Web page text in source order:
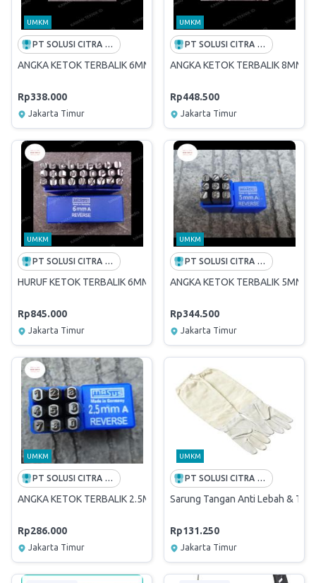
UMKM
PT SOLUSI CITRA OPPORTUNITY -FREE ONGKIR INDONESIA
ANGKA KETOK TERBALIK 6MM (0-9) REVERSE STAMP PUNCH
Rp338.000
Jakarta Timur
UMKM
PT SOLUSI CITRA OPPORTUNITY -FREE ONGKIR INDONESIA
ANGKA KETOK TERBALIK 8MM
Rp448.500
Jakarta Timur
UMKM
PT SOLUSI CITRA OPPORTUNITY -FREE ONGKIR INDONESIA
HURUF KETOK TERBALIK 6MM (A-Z) REVERSE LETTER STAMP
Rp845.000
Jakarta Timur
UMKM
PT SOLUSI CITRA OPPORTUNITY -FREE ONGKIR INDONESIA
ANGKA KETOK TERBALIK 5MM
Rp344.500
Jakarta Timur
UMKM
PT SOLUSI CITRA OPPORTUNITY -FREE ONGKIR INDONESIA
ANGKA KETOK TERBALIK 2.5MM (0-9) REVERSE STAMP PUNCH 2,5
Rp286.000
Jakarta Timur
UMKM
PT SOLUSI CITRA OPPORTUNITY -FREE ONGKIR INDONESIA
Sarung Tangan Anti Lebah &
Rp131.250
Jakarta Timur